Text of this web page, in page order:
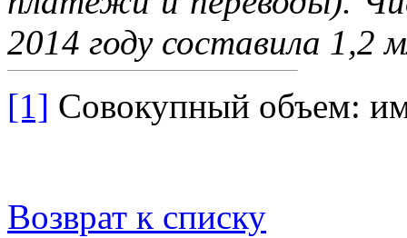
2014 году составила 1,2
[1] Совокупный объем:
Возврат к списку